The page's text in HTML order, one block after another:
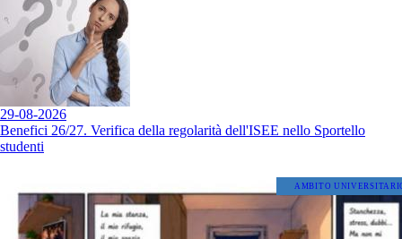
29-08-2026
Benefici 26/27. Verifica della regolarità dell'ISEE nello Sportello
studenti
AMBITO